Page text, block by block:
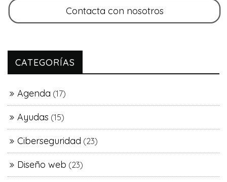
CATEGORÍAS
Agenda (17)
Ayudas (15)
Ciberseguridad (23)
Diseño web (23)